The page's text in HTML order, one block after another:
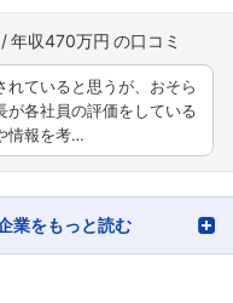
年収470万円
れていると思うが、おそら
が各社員の評価をしている
情報を考…
業をもっと読む